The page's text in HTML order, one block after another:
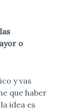
o
y vas
que haber
idea es